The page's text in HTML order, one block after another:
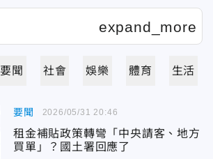
要聞 社會 娛樂 體育 生活
要聞
租金補貼政策轉彎「中央請客、地方
買單」？國土署回應了
2026/05/31 20:46